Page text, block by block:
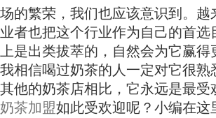
繁荣，我们也应该意识到。越
者也把这个行业作为自己的首选
是出类拔萃的，自然会为它赢得
相信喝过奶茶的人一定对它很熟
他的奶茶店相比，它永远是最受
茶加盟如此受欢迎呢？小编在这